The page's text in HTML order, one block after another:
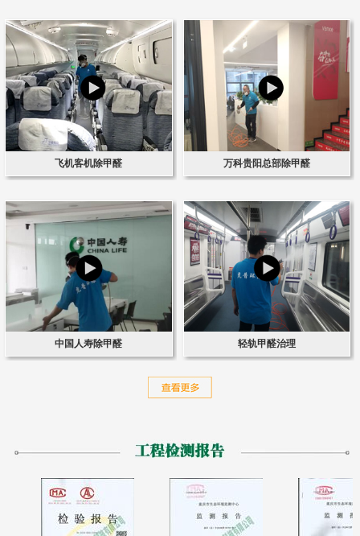
飞机客机除甲醛 万科贵阳总部除甲醛
中国人寿除甲醛 轻轨甲醛治理